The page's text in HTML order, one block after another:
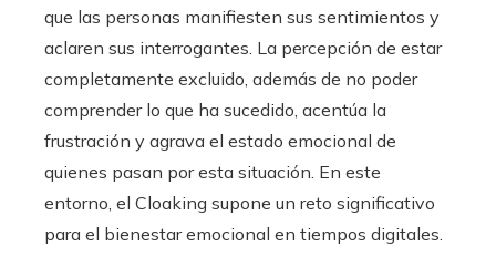
que las personas manifiesten sus sentimientos y
aclaren sus interrogantes. La percepción de estar
completamente excluido, además de no poder
comprender lo que ha sucedido, acentúa la
frustración y agrava el estado emocional de
quienes pasan por esta situación. En este
entorno, el Cloaking supone un reto significativo
para el bienestar emocional en tiempos digitales.